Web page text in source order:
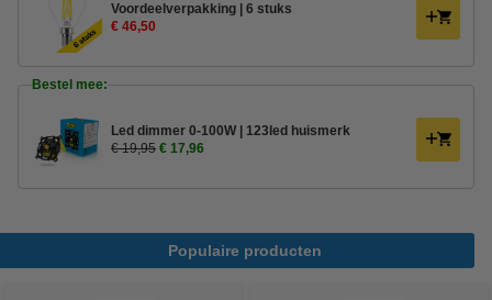
Voordeelverpakking | 6 stuks
€ 46,50
Bestel mee:
Led dimmer 0-100W | 123led huismerk
€ 19,95 € 17,96
Populaire producten